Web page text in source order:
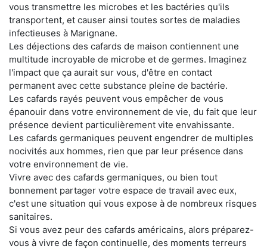
vous transmettre les microbes et les bactéries qu'ils
transportent, et causer ainsi toutes sortes de maladies
infectieuses à Marignane.
Les déjections des cafards de maison contiennent une
multitude incroyable de microbe et de germes. Imaginez
l'impact que ça aurait sur vous, d'être en contact
permanent avec cette substance pleine de bactérie.
Les cafards rayés peuvent vous empêcher de vous
épanouir dans votre environnement de vie, du fait que leur
présence devient particulièrement vite envahissante.
Les cafards germaniques peuvent engendrer de multiples
nocivités aux hommes, rien que par leur présence dans
votre environnement de vie.
Vivre avec des cafards germaniques, ou bien tout
bonnement partager votre espace de travail avec eux,
c'est une situation qui vous expose à de nombreux risques
sanitaires.
Si vous avez peur des cafards américains, alors préparez-
vous à vivre de façon continuelle, des moments terreurs